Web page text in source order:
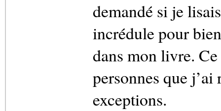
demandé si je
incrédule pour
dans mon livre.
personnes que
exceptions.